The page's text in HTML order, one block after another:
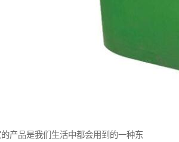
产品是我们生活中都会用到的一种东